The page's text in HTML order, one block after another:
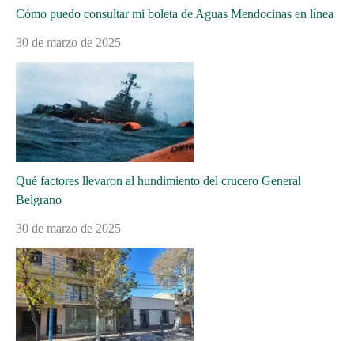
Cómo puedo consultar mi boleta de Aguas Mendocinas en línea
30 de marzo de 2025
Qué factores llevaron al hundimiento del crucero General
Belgrano
30 de marzo de 2025